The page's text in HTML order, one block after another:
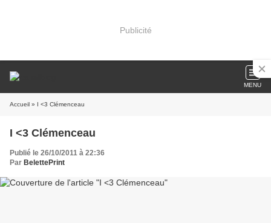
Publicité
MENU
Accueil » I <3 Clémenceau
I <3 Clémenceau
Publié le 26/10/2011 à 22:36
Par BelettePrint